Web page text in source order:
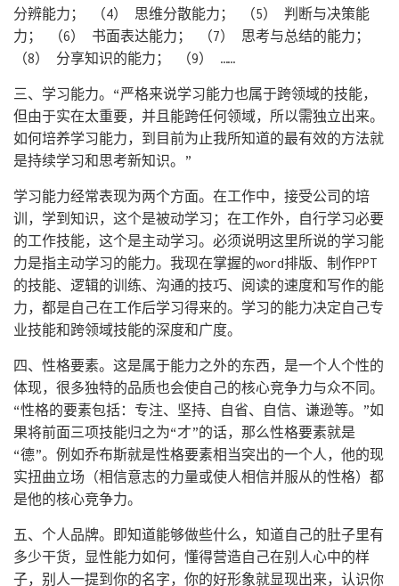
分辨能力； （4） 思维分散能力； （5） 判断与决策能
力； （6） 书面表达能力； （7） 思考与总结的能力；
（8） 分享知识的能力； （9） ……
三、学习能力。“严格来说学习能力也属于跨领域的技能，
但由于实在太重要，并且能跨任何领域，所以需独立出来。
如何培养学习能力，到目前为止我所知道的最有效的方法就
是持续学习和思考新知识。”
学习能力经常表现为两个方面。在工作中，接受公司的培
训，学到知识，这个是被动学习；在工作外，自行学习必要
的工作技能，这个是主动学习。必须说明这里所说的学习能
力是指主动学习的能力。我现在掌握的word排版、制作PPT
的技能、逻辑的训练、沟通的技巧、阅读的速度和写作的能
力，都是自己在工作后学习得来的。学习的能力决定自己专
业技能和跨领域技能的深度和广度。
四、性格要素。这是属于能力之外的东西，是一个人个性的
体现，很多独特的品质也会使自己的核心竞争力与众不同。
“性格的要素包括：专注、坚持、自省、自信、谦逊等。”如
果将前面三项技能归之为“才”的话，那么性格要素就是
“德”。例如乔布斯就是性格要素相当突出的一个人，他的现
实扭曲立场（相信意志的力量或使人相信并服从的性格）都
是他的核心竞争力。
五、个人品牌。即知道能够做些什么，知道自己的肚子里有
多少干货，显性能力如何，懂得营造自己在别人心中的样
子，别人一提到你的名字，你的好形象就显现出来，认识你